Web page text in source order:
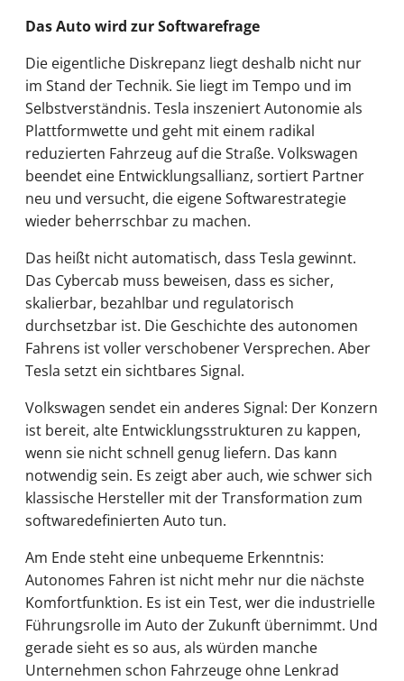
Das Auto wird zur Softwarefrage
Die eigentliche Diskrepanz liegt deshalb nicht nur
im Stand der Technik. Sie liegt im Tempo und im
Selbstverständnis. Tesla inszeniert Autonomie als
Plattformwette und geht mit einem radikal
reduzierten Fahrzeug auf die Straße. Volkswagen
beendet eine Entwicklungsallianz, sortiert Partner
neu und versucht, die eigene Softwarestrategie
wieder beherrschbar zu machen.
Das heißt nicht automatisch, dass Tesla gewinnt.
Das Cybercab muss beweisen, dass es sicher,
skalierbar, bezahlbar und regulatorisch
durchsetzbar ist. Die Geschichte des autonomen
Fahrens ist voller verschobener Versprechen. Aber
Tesla setzt ein sichtbares Signal.
Volkswagen sendet ein anderes Signal: Der Konzern
ist bereit, alte Entwicklungsstrukturen zu kappen,
wenn sie nicht schnell genug liefern. Das kann
notwendig sein. Es zeigt aber auch, wie schwer sich
klassische Hersteller mit der Transformation zum
softwaredefinierten Auto tun.
Am Ende steht eine unbequeme Erkenntnis:
Autonomes Fahren ist nicht mehr nur die nächste
Komfortfunktion. Es ist ein Test, wer die industrielle
Führungsrolle im Auto der Zukunft übernimmt. Und
gerade sieht es so aus, als würden manche
Unternehmen schon Fahrzeuge ohne Lenkrad